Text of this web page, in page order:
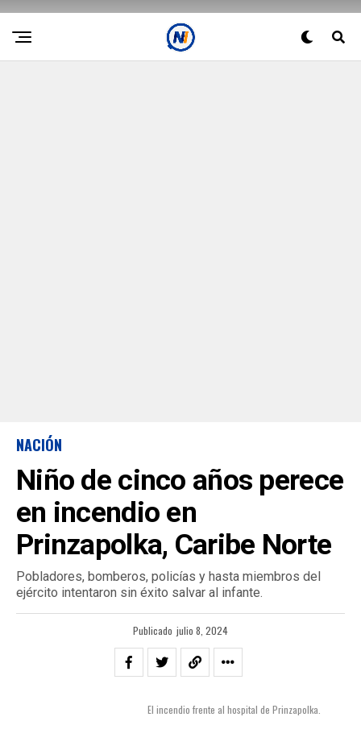
NACIÓN
Niño de cinco años perece
en incendio en
Prinzapolka, Caribe Norte
Pobladores, bomberos, policías y hasta miembros del
ejército intentaron sin éxito salvar al infante.
Publicado julio 8, 2024
El incendio frente al hospital de Prinzapolka.